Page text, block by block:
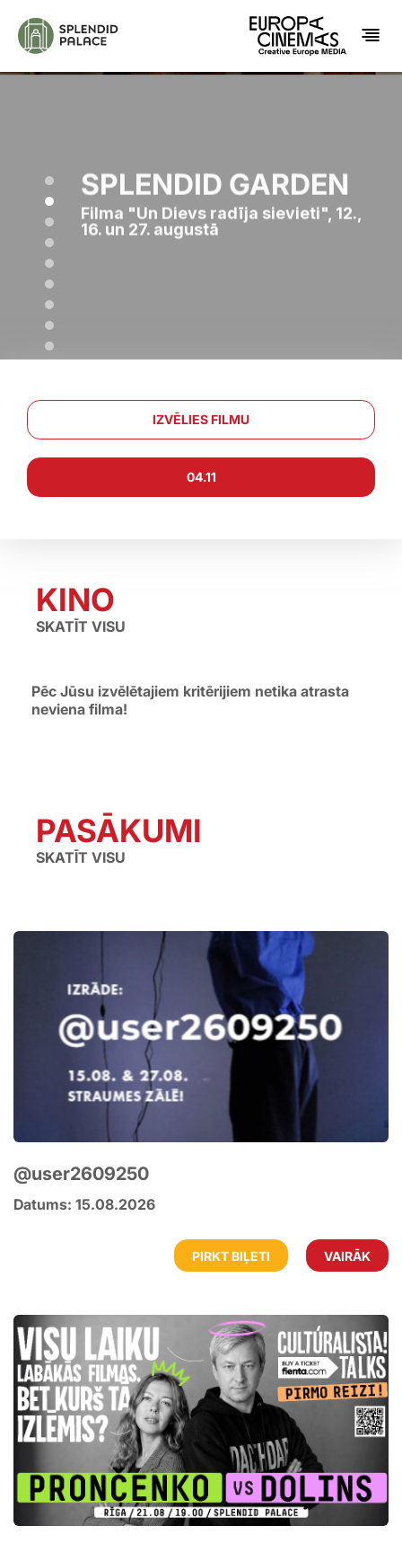
SPLENDID GARDEN
Filma "Un Dievs radīja sievieti", 12.,
16. un 27. augustā
IZVĒLIES FILMU
04.11
KINO
SKATĪT VISU
Pēc Jūsu izvēlētajiem kritērijiem netika atrasta
neviena filma!
PASĀKUMI
SKATĪT VISU
@user2609250
Datums: 15.08.2026
PIRKT BIĻETI VAIRĀK